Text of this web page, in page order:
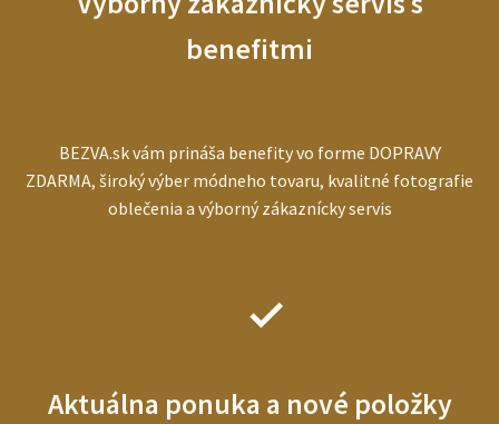
benefitmi
BEZVA.sk vám prináša benefity vo forme DOPRAVY
ZDARMA, široký výber módneho tovaru, kvalitné fotografie
oblečenia a výborný zákaznícky servis
Aktuálna ponuka a nové položky